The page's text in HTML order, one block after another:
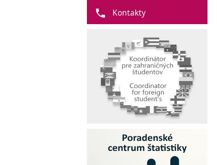
phone Kontakty